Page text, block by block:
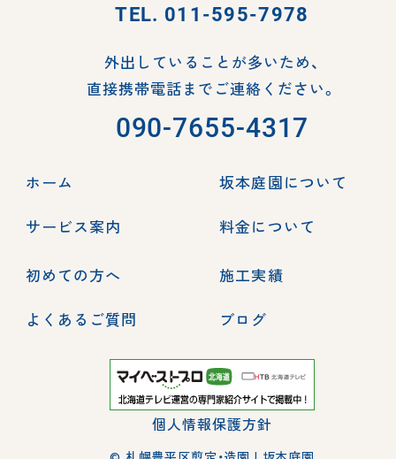
TEL. 011-595-7978
外出していることが多いため、
直接携帯電話までご連絡ください。
090-7655-4317
ホーム
坂本庭園について
サービス案内
料金について
初めての方へ
施工実績
よくあるご質問
ブログ
個人情報保護方針